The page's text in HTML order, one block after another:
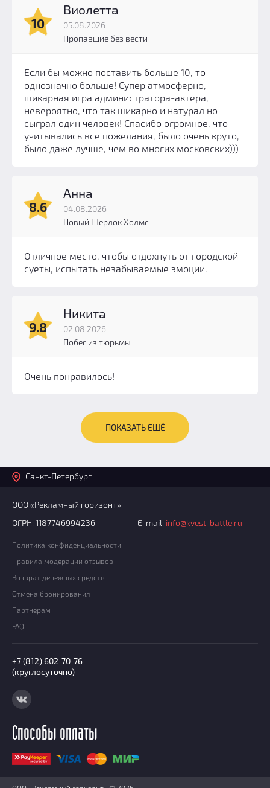
10
Виолетта
05.08.2026
Пропавшие без вести
Если бы можно поставить больше 10, то
однозначно больше! Супер атмосферно,
шикарная игра администратора-актера,
невероятно, что так шикарно и натурал но
сыграл один человек! Спасибо огромное, что
учитывались все пожелания, было очень круто,
было даже лучше, чем во многих московских)))
8.6
Анна
04.08.2026
Новый Шерлок Холмс
Отличное место, чтобы отдохнуть от городской
суеты, испытать незабываемые эмоции.
9.8
Никита
02.08.2026
Побег из тюрьмы
Очень понравилось!
ПОКАЗАТЬ ЕЩЁ
Санкт-Петербург
ООО «Рекламный горизонт»
ОГРН: 1187746994236
E-mail: info@kvest-battle.ru
Политика конфиденциальности
Правила модерации отзывов
Возврат денежных средств
Отмена бронирования
Партнерам
FAQ
+7 (812) 602-70-76
(круглосуточно)
Способы оплаты